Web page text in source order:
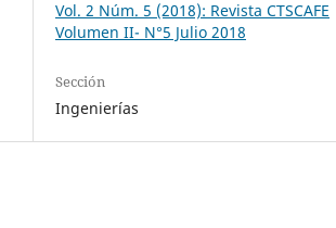
Vol. 2 Núm. 5 (2018): Revista CTSCAFE
Volumen II- N°5 Julio 2018
Sección
Ingenierías